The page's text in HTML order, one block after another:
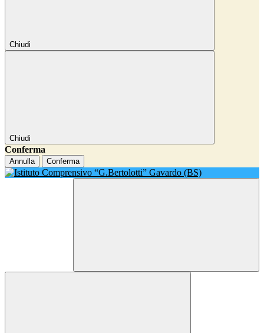
Chiudi
Chiudi
Conferma
Annulla Conferma